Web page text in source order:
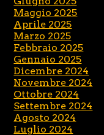
Maggio 2025
Aprile 2025
Marzo 2025
Febbraio 2025
Gennaio 2025
Dicembre 2024
Novembre 2024
Ottobre 2024
Settembre 2024
Agosto 2024
Luglio 2024